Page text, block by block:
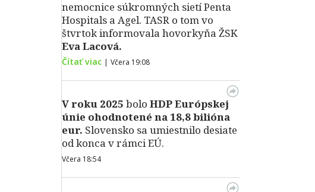
nemocnice súkromných sietí Penta
Hospitals a Agel. TASR o tom vo
štvrtok informovala hovorkyňa ŽSK
Eva Lacová.
Čítať viac | Včera 19:08
V roku 2025 bolo HDPEurópskej
únie ohodnotené na 18,8 bilióna
eur. Slovensko sa umiestnilo desiate
od konca v rámci EÚ.
Včera 18:54